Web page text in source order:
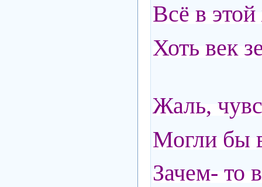
Всё в
Хоть век
Жаль,
Могли бы
Зачем- то